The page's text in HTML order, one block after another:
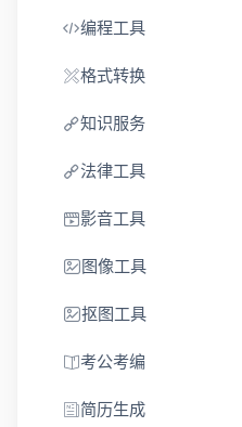
编程工具
格式转换
知识服务
法律工具
影音工具
图像工具
抠图工具
考公考编
简历生成